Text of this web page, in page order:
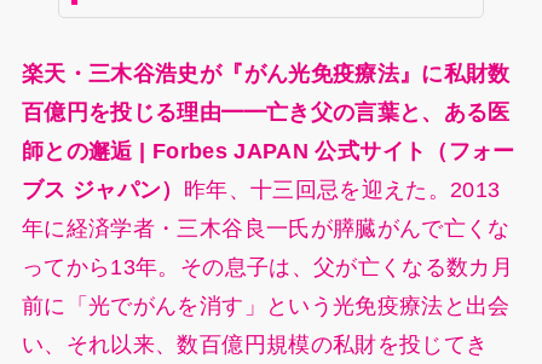
楽天・三木谷浩史が『がん光免疫療法』に私財数
百億円を投じる理由━━亡き父の言葉と、ある医
師との邂逅 | Forbes JAPAN 公式サイト（フォー
ブス ジャパン） 昨年、十三回忌を迎えた。2013
年に経済学者・三木谷良一氏が膵臓がんで亡くな
ってから13年。その息子は、父が亡くなる数カ月
前に「光でがんを消す」という光免疫療法と出会
い、それ以来、数百億円規模の私財を投じてき